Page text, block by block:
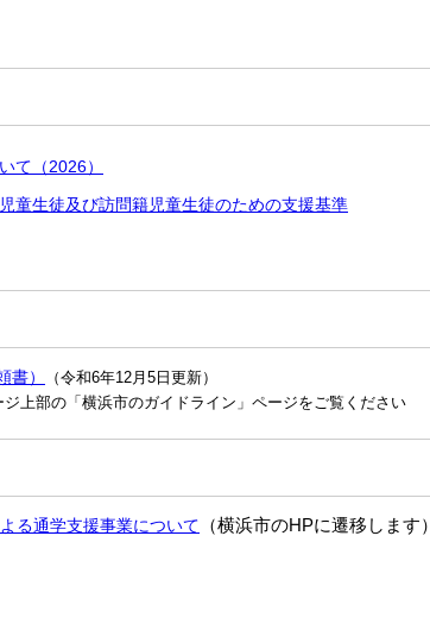
て（2026）
童生徒及び訪問籍児童生徒のための支援基準
書） （令和6年12月5日 更新）
上部の「横浜市のガイドライン」ページをご覧ください
る通学支援事業について （横浜市のHPに遷移します）